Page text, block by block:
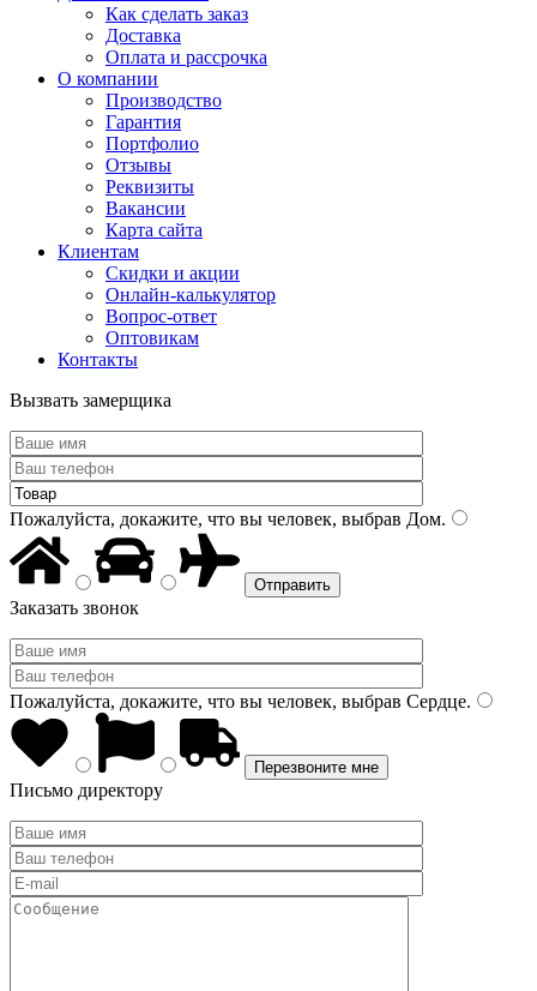
Как сделать заказ
Доставка
Оплата и рассрочка
О компании
Производство
Гарантия
Портфолио
Отзывы
Реквизиты
Вакансии
Карта сайта
Клиентам
Скидки и акции
Онлайн-калькулятор
Вопрос-ответ
Оптовикам
Контакты
Вызвать замерщика
Пожалуйста, докажите, что вы человек, выбрав Дом.
Заказать звонок
Пожалуйста, докажите, что вы человек, выбрав Сердце.
Письмо директору